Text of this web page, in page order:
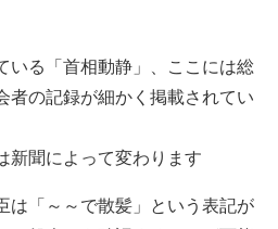
る「首相動静」、ここには総
者の記録が細かく掲載されてい
聞によって変わります
「～～で散髪」という表記が